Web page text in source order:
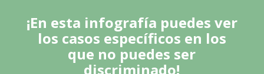
¡En esta infografía puedes ver
los casos específicos en los
que no puedes ser
discriminado!